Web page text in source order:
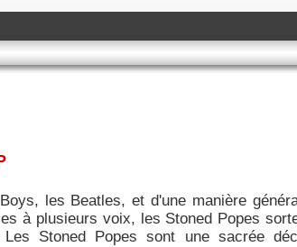
les Beatles, et d'une manière
à plusieurs voix, les Stoned Popes
Stoned Popes sont une sacrée